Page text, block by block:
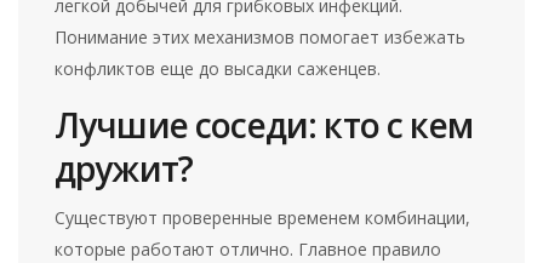
легкой добычей для грибковых инфекций.
Понимание этих механизмов помогает избежать
конфликтов еще до высадки саженцев.
Лучшие соседи: кто с кем
дружит?
Существуют проверенные временем комбинации,
которые работают отлично. Главное правило